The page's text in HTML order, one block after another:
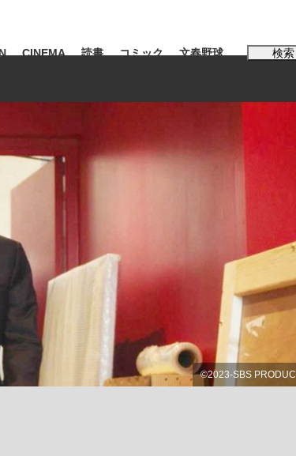
のまま解散」WBC日本代表“敗戦”の真実 選手が明かす...
CINEMA 読書 コミック 文春野球 検索
#内田有紀